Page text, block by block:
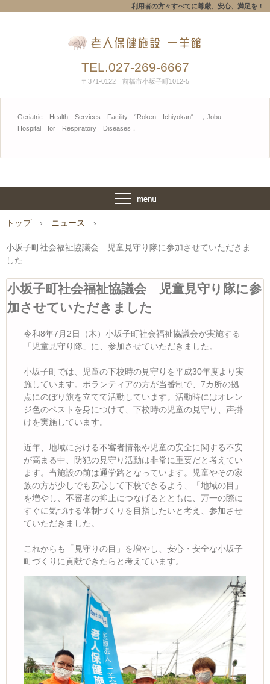
利用者の方々すべてに尊厳、安心、満足を！
TEL.027-269-6667
〒371-0122 前橋市小坂子町1012-5
Geriatric Health Services Facility “Roken Ichiyokan“ ，Jobu
Hospital for Respiratory Diseases．
トップ › ニュース ›
小坂子町社会福祉協議会 児童見守り隊に参加させていただきま
した
小坂子町社会福祉協議会 児童見守り隊に参
加させていただきました
令和8年7月2日（木）小坂子町社会福祉協議会が実施する
「児童見守り隊」に、参加させていただきました。
小坂子町では、児童の下校時の見守りを平成30年度より実
施しています。ボランティアの方が当番制で、7カ所の拠
点にのぼり旗を立てて活動しています。活動時にはオレン
ジ色のベストを身につけて、下校時の児童の見守り、声掛
けを実施しています。
近年、地域における不審者情報や児童の安全に関する不安
が高まる中、防犯の見守り活動は非常に重要だと考えてい
ます。当施設の前は通学路となっています。児童やその家
族の方が少しでも安心して下校できるよう、「地域の目」
を増やし、不審者の抑止につなげるとともに、万一の際に
すぐに気づける体制づくりを目指したいと考え、参加させ
ていただきました。
これからも「見守りの目」を増やし、安心・安全な小坂子
町づくりに貢献できたらと考えています。